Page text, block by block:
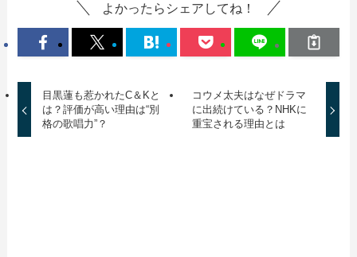
よかったらシェアしてね！
目黒蓮も惹かれたC＆Kと
は？評価が高い理由は“別
格の歌唱力”？
コウメ太夫はなぜドラマ
に出続けている？NHKに
重宝される理由とは